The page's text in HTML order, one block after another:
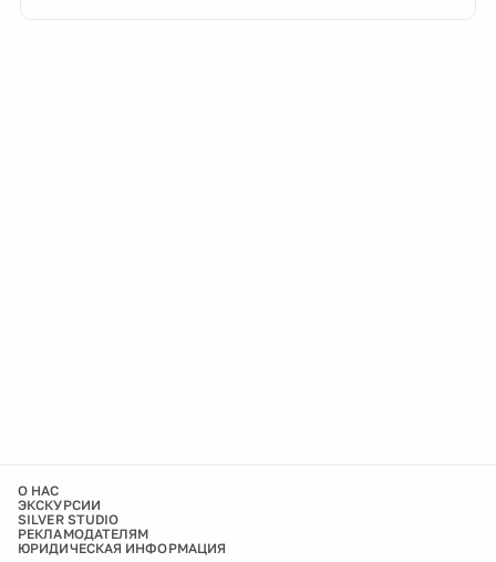
О НАС
ЭКСКУРСИИ
SILVER STUDIO
РЕКЛАМОДАТЕЛЯМ
ЮРИДИЧЕСКАЯ ИНФОРМАЦИЯ